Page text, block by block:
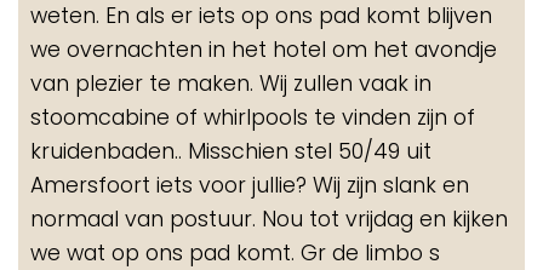
weten. En als er iets op ons pad komt blijven
we overnachten in het hotel om het avondje
van plezier te maken. Wij zullen vaak in
stoomcabine of whirlpools te vinden zijn of
kruidenbaden.. Misschien stel 50/49 uit
Amersfoort iets voor jullie? Wij zijn slank en
normaal van postuur. Nou tot vrijdag en kijken
we wat op ons pad komt. Gr de limbo s